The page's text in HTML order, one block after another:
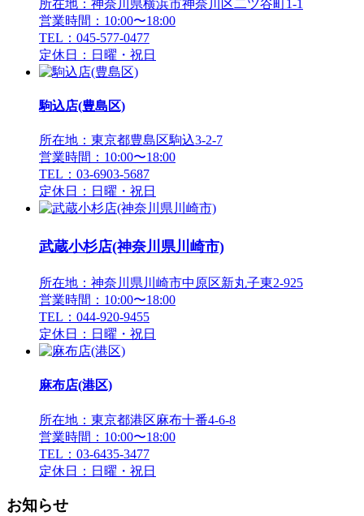
所在地：神奈川県横浜市神奈川区二ツ谷町1-1
営業時間：10:00〜18:00
TEL：045-577-0477
定休日：日曜・祝日
駒込店(豊島区)
所在地：東京都豊島区駒込3-2-7
営業時間：10:00〜18:00
TEL：03-6903-5687
定休日：日曜・祝日
武蔵小杉店(神奈川県川崎市)
所在地：神奈川県川崎市中原区新丸子東2-925
営業時間：10:00〜18:00
TEL：044-920-9455
定休日：日曜・祝日
麻布店(港区)
所在地：東京都港区麻布十番4-6-8
営業時間：10:00〜18:00
TEL：03-6435-3477
定休日：日曜・祝日
お知らせ